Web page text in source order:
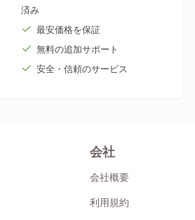
済み
最安価格を保証
無料の追加サポート
安全・信頼のサービス
会社
会社概要
利用規約